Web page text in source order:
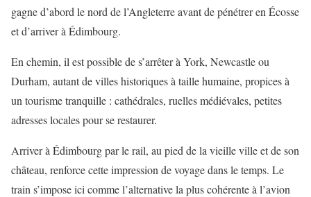
gagne d’abord le nord de l’Angleterre avant de pénétrer en Écosse
et d’arriver à Édimbourg.
En chemin, il est possible de s’arrêter à York, Newcastle ou
Durham, autant de villes historiques à taille humaine, propices à
un tourisme tranquille : cathédrales, ruelles médiévales, petites
adresses locales pour se restaurer.
Arriver à Édimbourg par le rail, au pied de la vieille ville et de son
château, renforce cette impression de voyage dans le temps. Le
train s’impose ici comme l’alternative la plus cohérente à l’avion